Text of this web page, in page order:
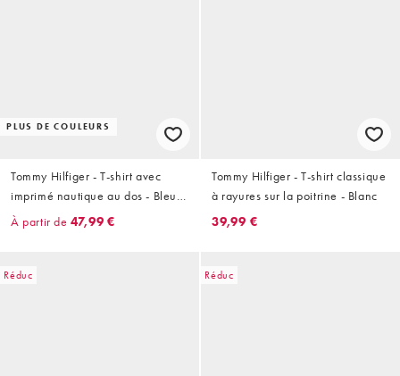
PLUS DE COULEURS
Tommy Hilfiger - T-shirt avec
imprimé nautique au dos - Bleu
clair
À partir de 47,99 €
Tommy Hilfiger - T-shirt classique
à rayures sur la poitrine - Blanc
39,99 €
Réduc Réduc